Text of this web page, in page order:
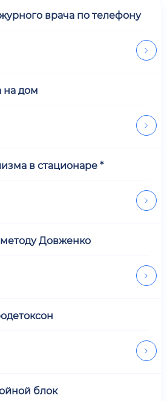
врача по телефону
на дом
в стационаре *
Довженко
блок